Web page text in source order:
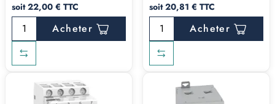
soit 22,00 € TTC
Acheter
soit 20,81 € TTC
Acheter